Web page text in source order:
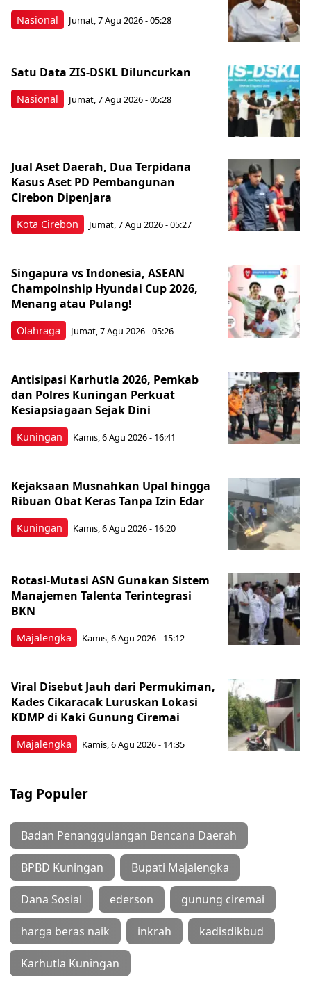
Nasional Jumat, 7 Agu 2026 - 05:28
Nasional
Satu Data ZIS-DSKL Diluncurkan
Jumat, 7 Agu 2026 - 05:28
Kota Cirebon
Jual Aset Daerah, Dua Terpidana
Kasus Aset PD Pembangunan
Cirebon Dipenjara
Jumat, 7 Agu 2026 - 05:27
Olahraga
Singapura vs Indonesia, ASEAN
Champoinship Hyundai Cup 2026,
Menang atau Pulang!
Jumat, 7 Agu 2026 - 05:26
Kuningan
Antisipasi Karhutla 2026, Pemkab
dan Polres Kuningan Perkuat
Kesiapsiagaan Sejak Dini
Kamis, 6 Agu 2026 - 16:41
Kuningan
Kejaksaan Musnahkan Upal hingga
Ribuan Obat Keras Tanpa Izin Edar
Kamis, 6 Agu 2026 - 16:20
Majalengka
Rotasi-Mutasi ASN Gunakan Sistem
Manajemen Talenta Terintegrasi
BKN
Kamis, 6 Agu 2026 - 15:12
Majalengka
Viral Disebut Jauh dari Permukiman,
Kades Cikaracak Luruskan Lokasi
KDMP di Kaki Gunung Ciremai
Kamis, 6 Agu 2026 - 14:35
Tag Populer
Badan Penanggulangan Bencana Daerah
BPBD Kuningan Bupati Majalengka
Dana Sosial ederson gunung ciremai
harga beras naik inkrah kadisdikbud
Karhutla Kuningan